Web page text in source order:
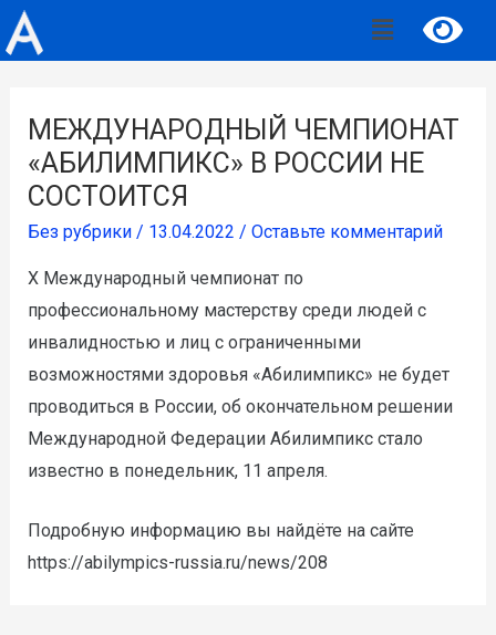
МЕЖДУНАРОДНЫЙ ЧЕМПИОНАТ
«АБИЛИМПИКС» В РОССИИ НЕ
СОСТОИТСЯ
Без рубрики/ 13.04.2022 / Оставьте комментарий
Х Международный чемпионат по
профессиональному мастерству среди людей с
инвалидностью и лиц с ограниченными
возможностями здоровья «Абилимпикс» не будет
проводиться в России, об окончательном решении
Международной Федерации Абилимпикс стало
известно в понедельник, 11 апреля.
Подробную информацию вы найдёте на сайте
https://abilympics-russia.ru/news/208